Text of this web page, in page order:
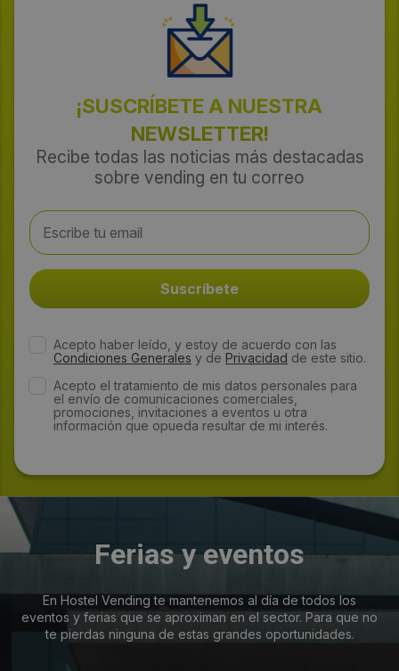
¡SUSCRÍBETE A NUESTRA
NEWSLETTER!
Recibe todas las noticias más destacadas
sobre vending en tu correo
Acepto haber leído, y estoy de acuerdo con las
Condiciones Generales y de Privacidad de este sitio.
Acepto el tratamiento de mis datos personales para
el envío de comunicaciones comerciales,
promociones, invitaciones a eventos u otra
información que opueda resultar de mi interés.
Ferias y eventos
En Hostel Vending te mantenemos al día de todos los
eventos y ferias que se aproximan en el sector. Para que no
te pierdas ninguna de estas grandes oportunidades.